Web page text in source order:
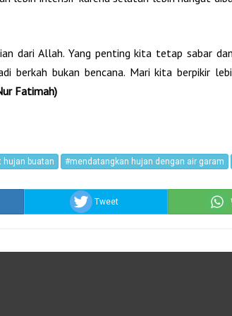
dari Allah. Yang penting kita tetap sabar
berkah bukan bencana. Mari kita berpikir
Fatimah)
hujan buatan #mendatangkan hujan dengan air garam
Tweet